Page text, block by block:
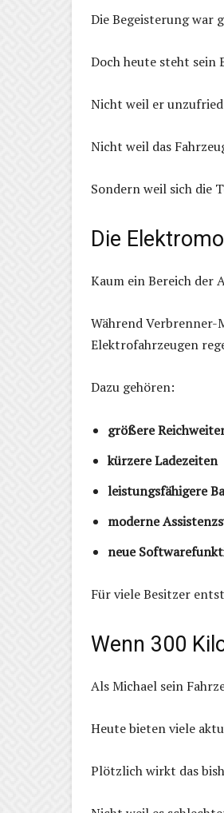
Die Begeisterung war
Doch heute steht sein
Nicht weil er
Nicht weil das
Sondern weil sich die
Die
Kaum ein Bereich der
Während Verbrenner-
Elektrofahrzeugen
Dazu gehören:
größere
kürzere Ladezeiten
leistungsfähigere
moderne
neue
Für viele Besitzer
Wenn 300
Als Michael sein
Heute bieten viele
Plötzlich wirkt das